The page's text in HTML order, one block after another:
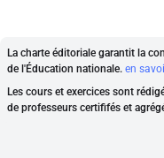
La charte éditoriale garantit la
de l'Éducation nationale. en
Les cours et exercices sont
de professeurs certififés et